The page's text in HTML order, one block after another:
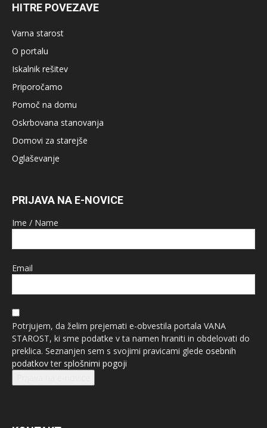
HITRE POVEZAVE
Varna starost
O portalu
Iskalnik rešitev
Priporočamo
Pomoč na domu
Oskrbovana stanovanja
Domovi za starejše
Oglaševanje
PRIJAVA NA E-NOVICE
Ime / Name
Email
Potrjujem, da želim prejemati e-obvestila portala VANA
STAROST, ki sme podatke v ta namen hraniti in obdelovati do
preklica. Seznanjen sem s svojimi pravicami glede osebnih
podatkovter splošnimi pogoji